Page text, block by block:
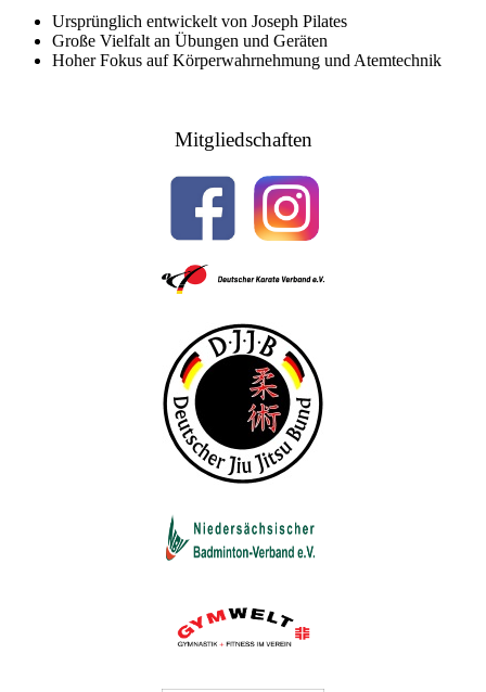
Ursprünglich entwickelt von Joseph Pilates
Große Vielfalt an Übungen und Geräten
Hoher Fokus auf Körperwahrnehmung und Atemtechnik
Mitgliedschaften